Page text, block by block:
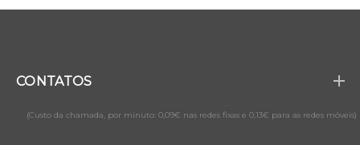
CONTATOS
(Custo da chamada, por minuto: 0,09€ nas redes fixas e 0,13€ para as redes móveis)